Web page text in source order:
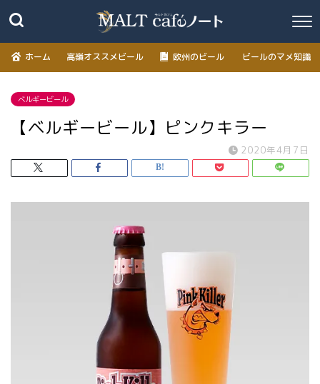
ホーム 高嶺オススメビール 欧州のビール ビールのマメ知識
ベルギービール
【ベルギービール】ピンクキラー
2020年4月7日